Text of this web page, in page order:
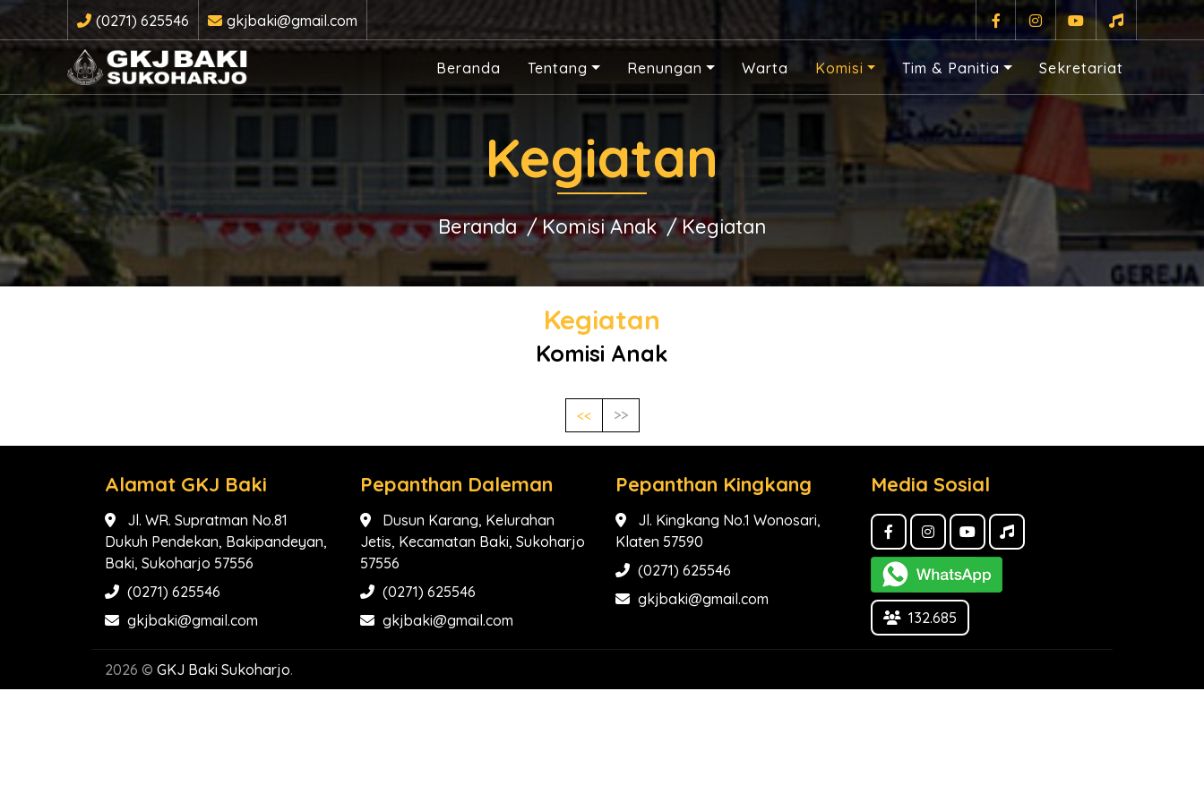
(0271) 625546 gkjbaki@gmail.com
Beranda Tentang Renungan Warta Komisi Tim & Panitia Sekretariat
Kegiatan
Beranda Komisi Anak Kegiatan
Kegiatan
Komisi Anak
<< >>
Alamat GKJ Baki
Jl. WR. Supratman No.81
Dukuh Pendekan, Bakipandeyan,
Baki, Sukoharjo 57556
(0271) 625546
gkjbaki@gmail.com
Pepanthan Daleman
Dusun Karang, Kelurahan
Jetis, Kecamatan Baki, Sukoharjo
57556
(0271) 625546
gkjbaki@gmail.com
Pepanthan Kingkang
Jl. Kingkang No.1 Wonosari,
Klaten 57590
(0271) 625546
gkjbaki@gmail.com
Media Sosial
132.685
2026 © GKJ Baki Sukoharjo.